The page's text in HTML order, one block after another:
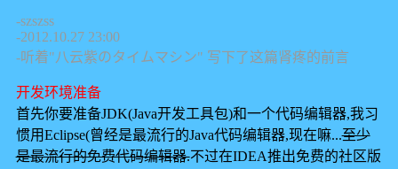
-szszss
-2012.10.27 23:00
-听着"八云紫のタイムマシン" 写下了这篇肾疼的前言
开发环境准备
首先你要准备JDK(Java开发工具包)和一个代码编辑器,我习
惯用Eclipse(曾经是最流行的Java代码编辑器,现在嘛...至少
是最流行的免费代码编辑器.不过在IDEA推出免费的社区版